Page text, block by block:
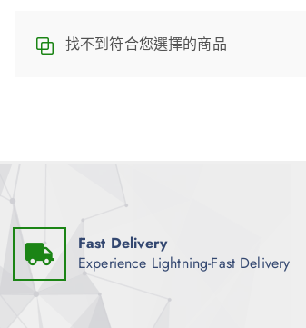
找不到符合您選擇的商品
Fast Delivery
Experience Lightning-Fast Delivery